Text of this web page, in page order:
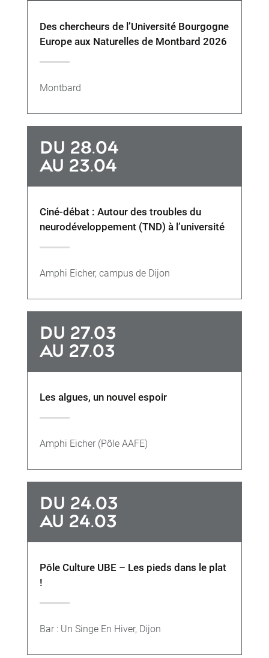
Des chercheurs de l’Université Bourgogne
Europe aux Naturelles de Montbard 2026
Montbard
DU 28.04
AU 23.04
Ciné-débat : Autour des troubles du
neurodéveloppement (TND) à l’université
Amphi Eicher, campus de Dijon
DU 27.03
AU 27.03
Les algues, un nouvel espoir
Amphi Eicher (Pôle AAFE)
DU 24.03
AU 24.03
Pôle Culture UBE – Les pieds dans le plat
!
Bar : Un Singe En Hiver, Dijon